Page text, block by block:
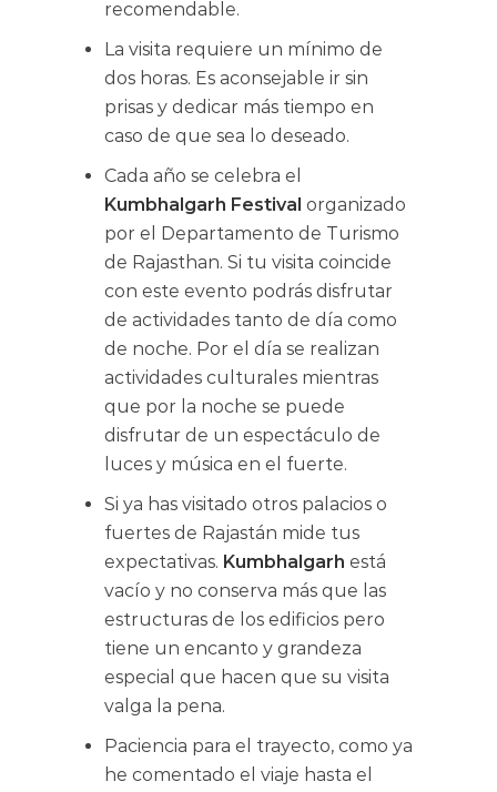
recomendable.
La visita requiere un mínimo de
dos horas. Es aconsejable ir sin
prisas y dedicar más tiempo en
caso de que sea lo deseado.
Cada año se celebra el
Kumbhalgarh Festival organizado
por el Departamento de Turismo
de Rajasthan. Si tu visita coincide
con este evento podrás disfrutar
de actividades tanto de día como
de noche. Por el día se realizan
actividades culturales mientras
que por la noche se puede
disfrutar de un espectáculo de
luces y música en el fuerte.
Si ya has visitado otros palacios o
fuertes de Rajastán mide tus
expectativas. Kumbhalgarh está
vacío y no conserva más que las
estructuras de los edificios pero
tiene un encanto y grandeza
especial que hacen que su visita
valga la pena.
Paciencia para el trayecto, como ya
he comentado el viaje hasta el